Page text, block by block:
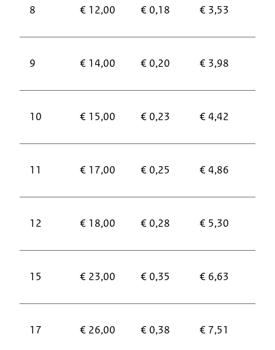
8 € 12,00 € 0,18 € 3,53
9 € 14,00 € 0,20 € 3,98
10 € 15,00 € 0,23 € 4,42
11 € 17,00 € 0,25 € 4,86
12 € 18,00 € 0,28 € 5,30
15 € 23,00 € 0,35 € 6,63
17 € 26,00 € 0,38 € 7,51